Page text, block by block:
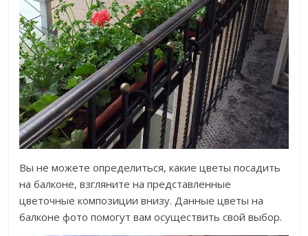
Вы не можете определиться, какие цветы посадить
на балконе, взгляните на представленные
цветочные композиции внизу. Данные цветы на
балконе фото помогут вам осуществить свой выбор.